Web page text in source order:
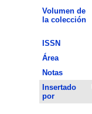
Volumen de
la colección
ISSN
Área
Notas
Insertado
por